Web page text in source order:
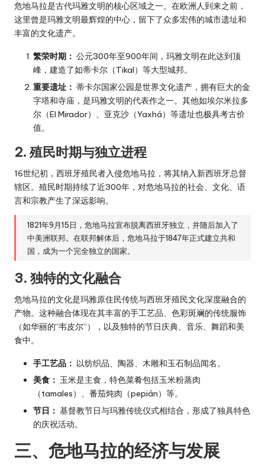
危地马拉是古代玛雅文明的核心区域之一。在欧洲人到来之前，
这里曾是玛雅文明最辉煌的中心，留下了众多宏伟的城市遗址和
丰富的文化遗产。
繁荣时期： 公元300年至900年间，玛雅文明在此达到顶
峰，建造了如蒂卡尔（Tikal）等大型城邦。
重要遗址： 蒂卡尔国家公园是世界文化遗产，拥有巨大的金
字塔和寺庙，是玛雅文明的代表作之一。其他如埃尔米拉多
尔（El Mirador）、亚克沙（Yaxhá）等遗址也极具考古价
值。
2. 殖民时期与独立进程
16世纪初，西班牙殖民者入侵危地马拉，将其纳入新西班牙总督
辖区。殖民时期持续了近300年，对危地马拉的社会、文化、语
言和宗教产生了深远影响。
1821年9月15日，危地马拉宣布脱离西班牙独立，并随后加入了
中美洲联邦。在联邦解体后，危地马拉于1847年正式建立共和
国，成为一个完全独立的国家。
3. 独特的文化融合
危地马拉的文化是玛雅原住民传统与西班牙殖民文化深度融合的
产物。这种融合体现在其丰富的手工艺品、色彩斑斓的传统服饰
（如华丽的“韦皮尔”），以及独特的节日庆典、音乐、舞蹈和美
食中。
手工艺品： 以纺织品、陶器、木雕和玉石制品闻名。
美食： 玉米是主食，特色菜肴包括玉米粉蒸肉
（tamales）、番茄炖肉（pepián）等。
节日： 基督教节日与玛雅传统仪式相结合，形成了独具特色
的庆祝活动。
三、危地马拉的经济与发展